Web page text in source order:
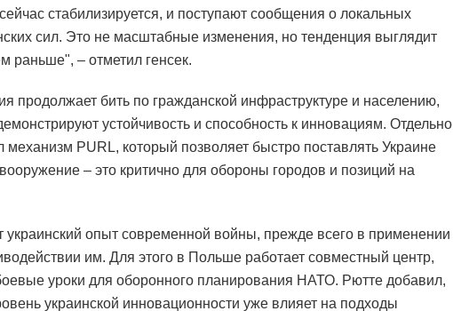
стабилизируется, и поступают сообщения о локальных
сил. Это не масштабные изменения, но тенденция выглядит
раньше", – отметил генсек.
продолжает бить по гражданской инфраструктуре и населению,
устойчивость и способность к инновациям. Отдельно
механизм PURL, который позволяет быстро поставлять Украине
– это критично для обороны городов и позиций на
украинский опыт современной войны, прежде всего в применении
им. Для этого в Польше работает совместный центр,
уроки для оборонного планирования НАТО. Рютте добавил,
украинской инновационности уже влияет на подходы